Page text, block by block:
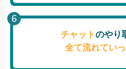
チャットのやり
全て流れてい